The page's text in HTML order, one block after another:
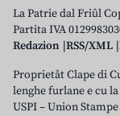
La Patrie dal Friûl
Partita IVA
Redazion RSS/XML
Proprietât Clape di
lenghe furlane e cu
USPI – Union